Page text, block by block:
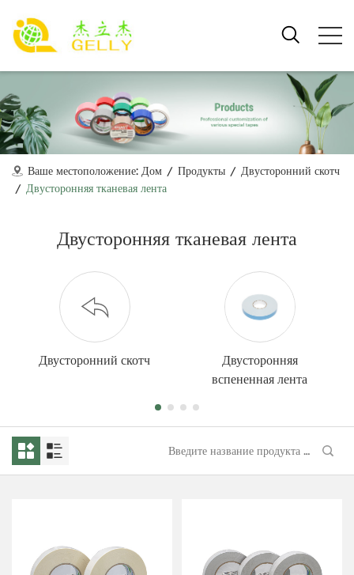
Ваше местоположение: Дом / Продукты / Двусторонний скотч
/ Двусторонняя тканевая лента
Двусторонняя тканевая лента
Двусторонний скотч
Двусторонняя
вспененная лента